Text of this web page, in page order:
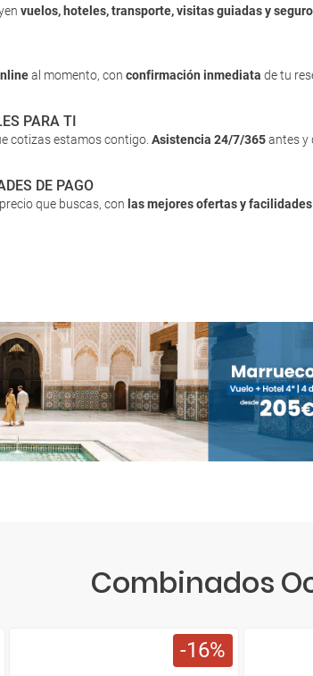
vuelos, hoteles, transporte, visitas guiadas y
al momento, conconfirmación inmediatade tu
PARA TI
cotizas estamos contigo.Asistencia 24/7/365antes y
DE PAGO
que buscas, con las mejores ofertas y
Combinados
16